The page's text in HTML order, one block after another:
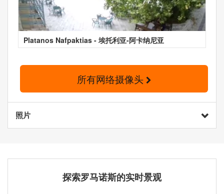
Platanos Nafpaktias - 埃托利亚-阿卡纳尼亚
所有网络摄像头
照片
探索罗马诺斯的实时景观